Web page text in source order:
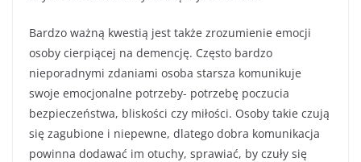
Bardzo ważną kwestią jest także zrozumienie emocji
osoby cierpiącej na demencję. Często bardzo
nieporadnymi zdaniami osoba starsza komunikuje
swoje emocjonalne potrzeby- potrzebę poczucia
bezpieczeństwa, bliskości czy miłości. Osoby takie czują
się zagubione i niepewne, dlatego dobra komunikacja
powinna dodawać im otuchy, sprawiać, by czuły się